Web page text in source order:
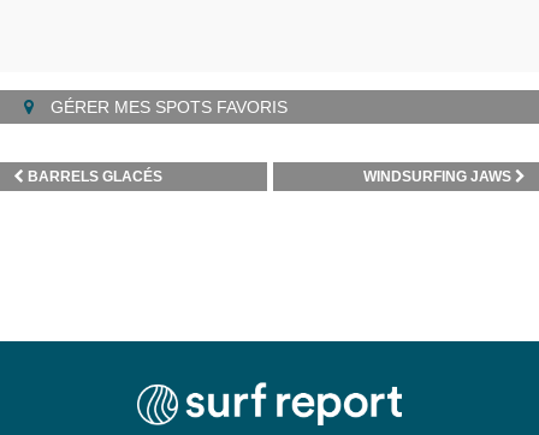
GÉRER MES SPOTS FAVORIS
WINDSURFING JAWS
BARRELS GLACÉS